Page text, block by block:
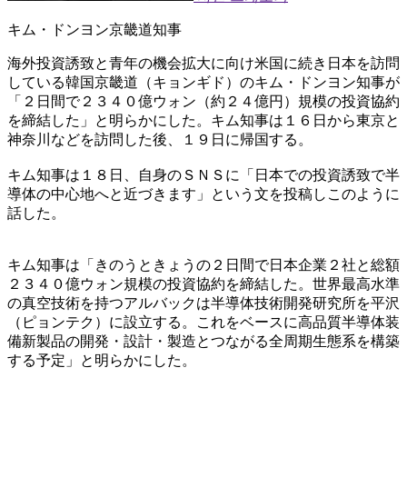
キム・ドンヨン京畿道知事
海外投資誘致と青年の機会拡大に向け米国に続き日本を訪問
している韓国京畿道（キョンギド）のキム・ドンヨン知事が
「２日間で２３４０億ウォン（約２４億円）規模の投資協約
を締結した」と明らかにした。キム知事は１６日から東京と
神奈川などを訪問した後、１９日に帰国する。
キム知事は１８日、自身のＳＮＳに「日本での投資誘致で半
導体の中心地へと近づきます」という文を投稿しこのように
話した。
キム知事は「きのうときょうの２日間で日本企業２社と総額
２３４０億ウォン規模の投資協約を締結した。世界最高水準
の真空技術を持つアルバックは半導体技術開発研究所を平沢
（ピョンテク）に設立する。これをベースに高品質半導体装
備新製品の開発・設計・製造とつながる全周期生態系を構築
する予定」と明らかにした。